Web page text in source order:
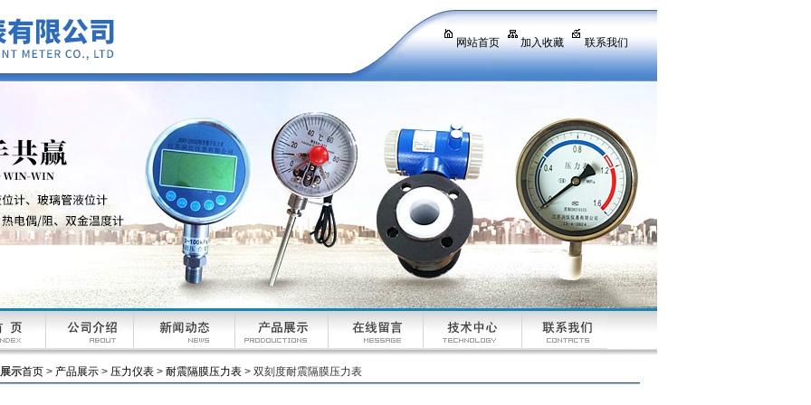
网站首页 加入收藏 联系我们
示首页 > 产品展示 > 压力仪表 > 耐震隔膜压力表 > 双刻度耐震隔膜压力表